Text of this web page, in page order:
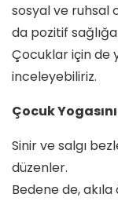
sosyal ve ruhsal
da pozitif
Çocuklar için de
inceleyebiliriz.
Çocuk
Sinir ve salgı
düzenler.
Bedene de,